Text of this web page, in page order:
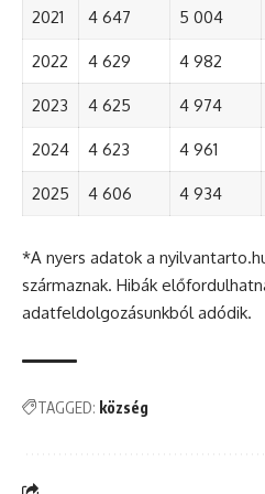
2021 4 647 5 004
2022 4 629 4 982
2023 4 625 4 974
2024 4 623 4 961
2025 4 606 4 934
*A nyers adatok a
származnak. Hibák
adatfeldolgozásunkból adódik.
TAGGED: község